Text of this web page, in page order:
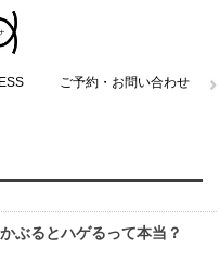
ご予約・お問い合わせ
ぶるとハゲるって本当？